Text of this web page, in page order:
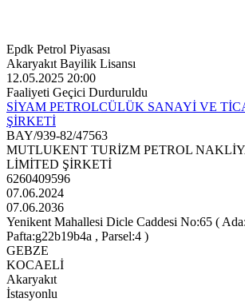
Epdk Petrol Piyasası
Akaryakıt Bayilik Lisansı
12.05.2025 20:00
Faaliyeti Geçici Durduruldu
SİYAM PETROLCÜLÜK SANAYİ VE
ŞİRKETİ
BAY/939-82/47563
MUTLUKENT TURİZM PETROL
LİMİTED ŞİRKETİ
6260409596
07.06.2024
07.06.2036
Yenikent Mahallesi Dicle Caddesi No:65 (
Pafta:g22b19b4a , Parsel:4 )
GEBZE
KOCAELİ
Akaryakıt
İstasyonlu